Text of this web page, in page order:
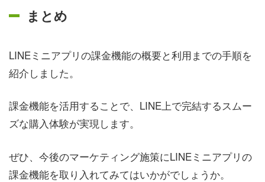
まとめ
LINEミニアプリの課金機能の概要と利用までの手順を
紹介しました。
課金機能を活用することで、LINE上で完結するスムー
ズな購入体験が実現します。
ぜひ、今後のマーケティング施策にLINEミニアプリの
課金機能を取り入れてみてはいかがでしょうか。